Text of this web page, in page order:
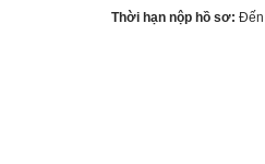
Thời hạn nộp hồ sơ: Đến